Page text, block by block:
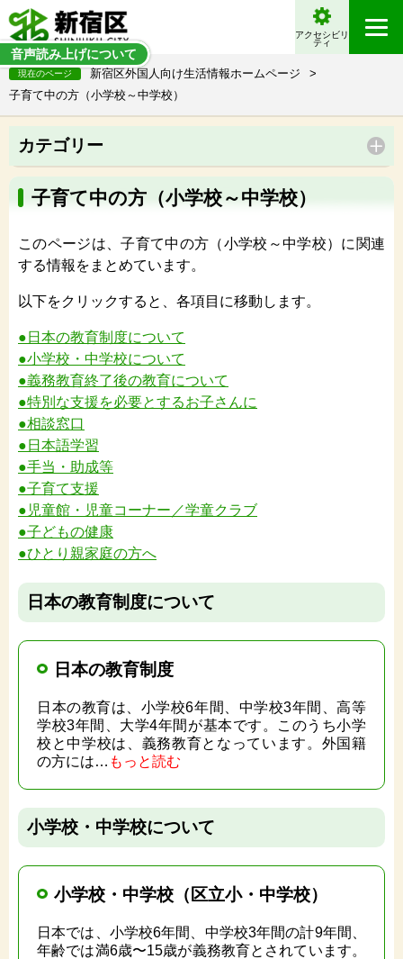
音声読み上げについて
アクセシビリ
ティ
現在のページ 新宿区外国人向け生活情報ホームページ
>
子育て中の方（小学校～中学校）
カテゴリー
子育て中の方（小学校～中学校）
このページは、子育て中の方（小学校～中学校）に関連
する情報をまとめています。
以下をクリックすると、各項目に移動します。
●日本の教育制度について
●小学校・中学校について
●義務教育終了後の教育について
●特別な支援を必要とするお子さんに
●相談窓口
●日本語学習
●手当・助成等
●子育て支援
●児童館・児童コーナー／学童クラブ
●子どもの健康
●ひとり親家庭の方へ
日本の教育制度について
日本の教育制度
日本の教育は、小学校6年間、中学校3年間、高等
学校3年間、大学4年間が基本です。このうち小学
校と中学校は、義務教育となっています。外国籍
の方には… もっと読む
小学校・中学校について
小学校・中学校（区立小・中学校）
日本では、小学校6年間、中学校3年間の計9年間、
年齢では満6歳〜15歳が義務教育とされています。